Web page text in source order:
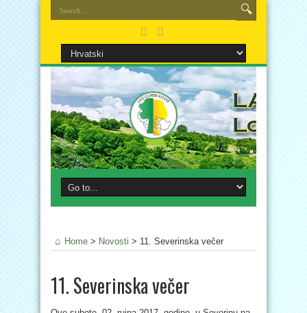
Home > Novosti > 11. Severinska večer
11. Severinska večer